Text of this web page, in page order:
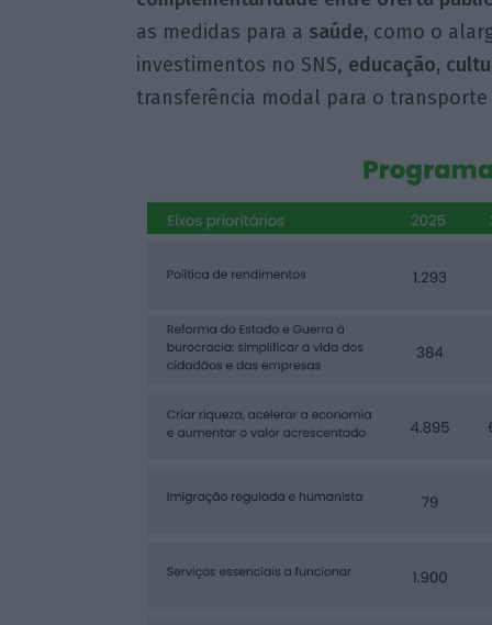
as medidas para a saúde, como o
investimentos no SNS, educação,
transferência modal para o